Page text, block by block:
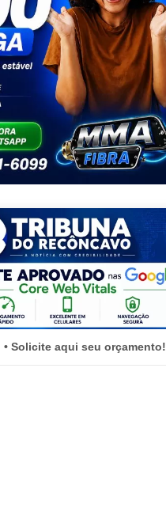
• Solicite aqui seu orçamento!